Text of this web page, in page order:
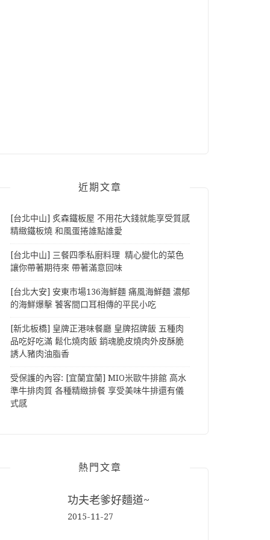
近期文章
[台北中山] 炙森鐵板屋 不用花大錢就能享受質感
精緻鐵板燒 和風蛋捲誰點誰愛
[台北中山] 三餐四季私廚料理 精心變化的菜色
讓你帶著期待來 帶著滿意回味
[台北大安] 安東市場136海鮮麵 痛風海鮮麵 濃郁
的海鮮爆擊 饕客間口耳相傳的平民小吃
[新北板橋] 皇牌正港味餐廳 皇牌招牌飯 五種肉
品吃好吃滿 鬆化燒肉飯 銷魂脆皮燒肉外皮酥脆
誘人豬肉油脂香
受保護的內容: [宜蘭宜蘭] MIO米歐牛排館 高水
準牛排肉質 各種精緻排餐 享受美味牛排還有儀
式感
熱門文章
功夫老爹好麵道~
2015-11-27